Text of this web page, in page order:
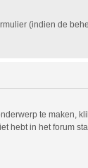
(indien de
te
hebt in het forum